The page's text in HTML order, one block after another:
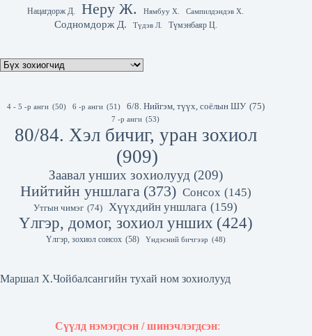
Нацагдорж Д. Неру Ж. Нямбуу Х. Сампилдэндэв Х.
Содномдорж Д. Түдэв Л. Түмэнбаяр Ц.
4 - 5 -р анги (50) 6 -р анги (51) 6/8. Нийгэм, түүх, соёлын ШУ (75)
7 -р анги (53)
80/84. Хэл бичиг, уран зохиол
(909)
Заавал унших зохиолууд (209)
Нийтийн уншлага (373) Сонсох (145)
Утгын чимэг (74) Хүүхдийн уншлага (159)
Үлгэр, домог, зохиол унших (424)
Үлгэр, зохиол сонсох (58) Үндэсний бичгээр (48)
Маршал Х.Чойбалсангийн тухай ном зохиолууд
Сүүлд нэмэгдсэн / шинэчлэгдсэн: